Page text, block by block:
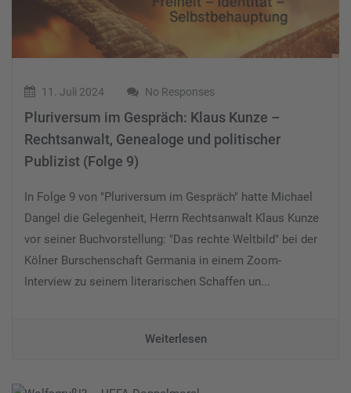
11. Juli 2024 No Responses
Pluriversum im Gespräch: Klaus Kunze –
Rechtsanwalt, Genealoge und politischer
Publizist (Folge 9)
In Folge 9 von "Pluriversum im Gespräch" hatte Michael
Dangel die Gelegenheit, Herrn Rechtsanwalt Klaus Kunze
vor seiner Buchvorstellung: "Das rechte Weltbild" bei der
Kölner Burschenschaft Germania in einem Zoom-
Interview zu seinem literarischen Schaffen un...
Weiterlesen